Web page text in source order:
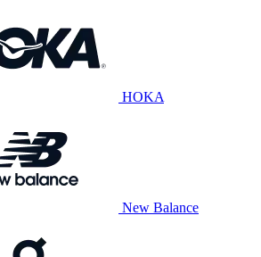
HOKA
New Balance